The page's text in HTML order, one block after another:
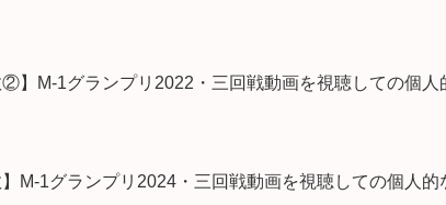
②】M-1グランプリ2022・三回戦動画を視聴しての個人
】M-1グランプリ2024・三回戦動画を視聴しての個人的